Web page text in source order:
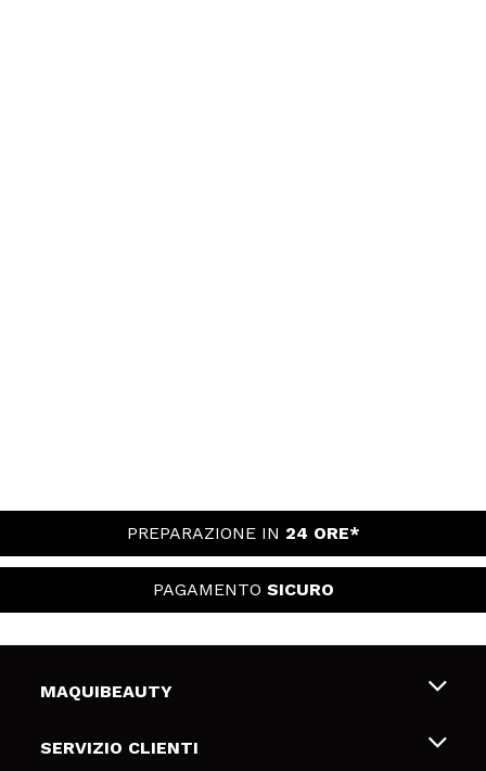
PREPARAZIONE IN 24 ORE*
PAGAMENTO SICURO
MAQUIBEAUTY
Chi siamo
SERVIZIO CLIENTI